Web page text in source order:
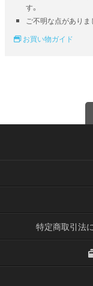
す。
ご不明な点がありま
お買い物ガイド
特定商取引法